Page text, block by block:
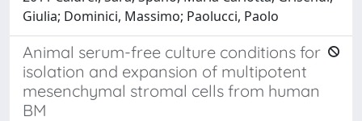
Giulia; Dominici, Massimo; Paolucci, Paolo
Animal serum-free culture conditions for
isolation and expansion of multipotent
mesenchymal stromal cells from human
BM